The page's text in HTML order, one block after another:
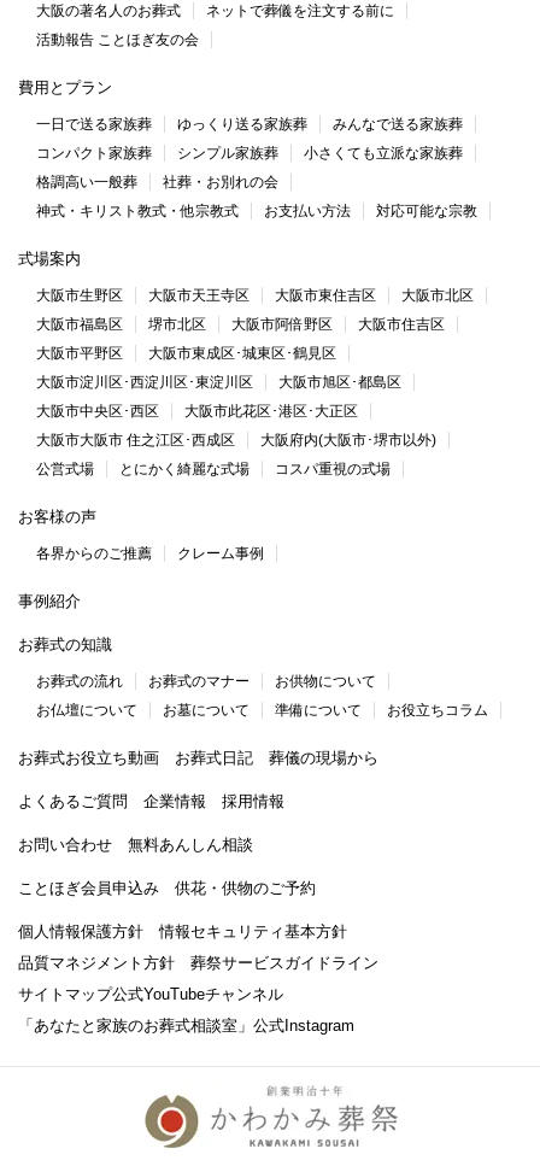
大阪の著名人のお葬式
ネットで葬儀を注文する前に
活動報告 ことほぎ友の会
費用とプラン
一日で送る家族葬 ゆっくり送る家族葬
みんなで送る家族葬
コンパクト家族葬
シンプル家族葬
小さくても立派な家族葬
格調高い一般葬
社葬・お別れの会
神式・キリスト教式・他宗教式
お支払い方法 対応可能な宗教
式場案内
大阪市生野区 大阪市天王寺区 大阪市東住吉区
大阪市北区
大阪市福島区
堺市北区 大阪市阿倍野区
大阪市住吉区
大阪市平野区
大阪市東成区･城東区･鶴見区
大阪市淀川区･西淀川区･東淀川区
大阪市旭区･都島区
大阪市中央区･西区
大阪市此花区･港区･大正区
大阪市大阪市 住之江区･西成区
大阪府内(大阪市･堺市以外)
公営式場
とにかく綺麗な式場 コスパ重視の式場
お客様の声
各界からのご推薦 クレーム事例
事例紹介
お葬式の知識
お葬式の流れ お葬式のマナー
お供物について
お仏壇について
お墓について 準備について お役立ちコラム
お葬式お役立ち動画 お葬式日記 葬儀の現場から
よくあるご質問 企業情報 採用情報
お問い合わせ 無料あんしん相談
ことほぎ会員申込み 供花・供物のご予約
個人情報保護方針
情報セキュリティ基本方針
品質マネジメント方針
葬祭サービスガイドライン
サイトマップ公式YouTubeチャンネル
「あなたと家族のお葬式相談室」 公式Instagram